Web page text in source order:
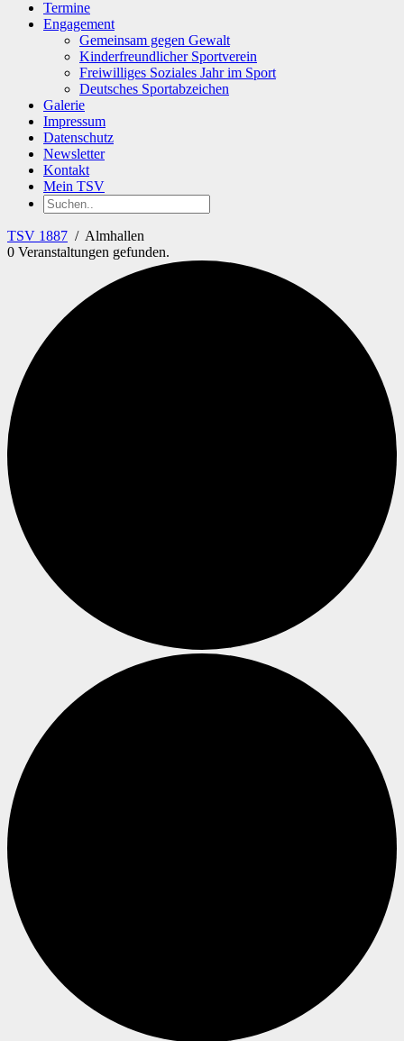
Termine
Engagement
Gemeinsam gegen Gewalt
Kinderfreundlicher Sportverein
Freiwilliges Soziales Jahr im Sport
Deutsches Sportabzeichen
Galerie
Impressum
Datenschutz
Newsletter
Kontakt
Mein TSV
TSV 1887 / Almhallen
0 Veranstaltungen gefunden.